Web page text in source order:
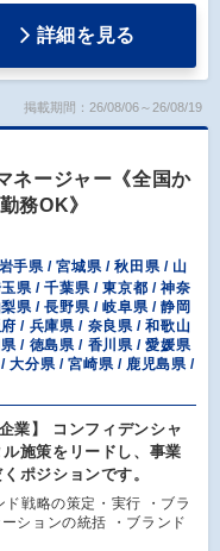
詳細を見る
掲載期間：26/08/06～26/08/19
ネージャー《全国か
務OK》
手県 / 宮城県 / 秋田県 / 山
県 / 千葉県 / 東京都 / 神奈
県 / 長野県 / 岐阜県 / 静岡
/ 兵庫県 / 奈良県 / 和歌山
/ 徳島県 / 香川県 / 愛媛県
大分県 / 宮崎県 / 鹿児島県 /
業】 コンフィデンシャ
施策をリードし、事業
ポジションです。
戦略の策定・実行 ・ブラ
ションの統括 ・ブランド